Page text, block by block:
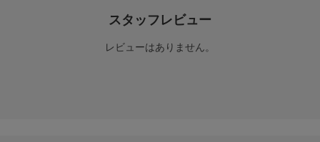
スタッフレビュー
レビューはありません。